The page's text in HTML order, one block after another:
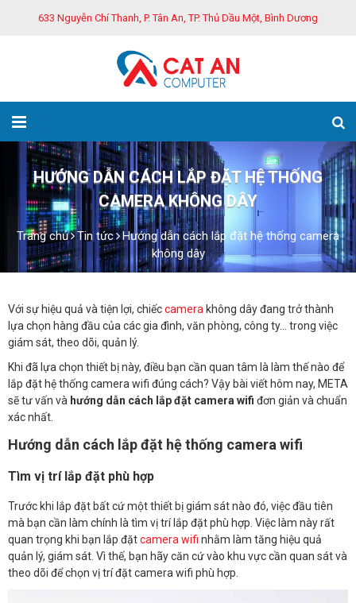
633 Nguyễn Chí Thanh, P. Tân An, TP. Thủ Dầu Một, Bình Dương
HƯỚNG DẪN CÁCH LẮP ĐẶT HỆ THỐNG
CAMERA KHÔNG DÂY
Trang chủ Tin tức
Hướng dẫn cách lắp đặt hệ thống camera
không dây
Với sự hiệu quả và tiện lợi, chiếccamera không dây đang trở thành
lựa chọn hàng đầu của các gia đình, văn phòng, công ty… trong việc
giám sát, theo dõi, quản lý.
Khi đã lựa chọn thiết bị này, điều bạn cần quan tâm là làm thế nào để
lắp đặt hệ thống camera wifi đúng cách? Vậy bài viết hôm nay, META
sẽ tư vấn và hướng dẫn cách lắp đặt camera wifi đơn giản và chuẩn
xác nhất.
Hướng dẫn cách lắp đặt hệ thống camera wifi
Tìm vị trí lắp đặt phù hợp
Trước khi lắp đặt bất cứ một thiết bị giám sát nào đó, việc đầu tiên
mà bạn cần làm chính là tìm vị trí lắp đặt phù hợp. Việc làm này rất
quan trọng khi bạn lắp đặtcamera wifi nhằm làm tăng hiệu quả
quản lý, giám sát. Vì thế, bạn hãy căn cứ vào khu vực cần quan sát và
theo dõi để chọn vị trí đặt camera wifi phù hợp.